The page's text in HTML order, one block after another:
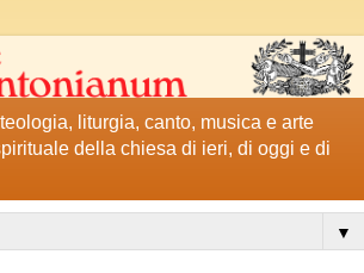
liturgia, canto, musica e arte
della chiesa di ieri, di oggi e di
▼